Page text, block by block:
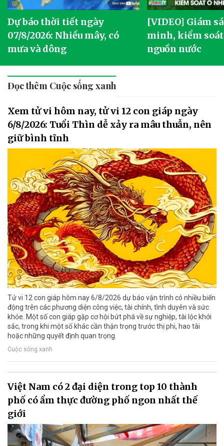
Dự báo thời tiết ngày
07/8/2026: Nhiều mây, có
mưa và dông
[VIDEO] Giám
minh, kiểm
nguồn nước
Đọc thêm Cuộc sống xanh
Xem tử vi hôm nay, tử vi 12 con giáp ngày
6/8/2026: Tuổi Thìn dễ xảy ra mâu thuẫn, nên
giữ bình tĩnh
Tử vi 12 con giáp hôm nay 6/8/2026 dự báo vận trình có nhiều biến
động trên các phương diện công việc, tài chính, tình duyên và sức
khỏe. Một số con giáp gặp cơ hội bứt phá về sự nghiệp, tài lộc khởi
sắc, trong khi một số khác cần thận trọng trước thị phi, hao tài
hoặc những quyết định quan trọng.
Cuộc sống xanh
Việt Nam có 2 đại diện trong top 10 thành
phố có ẩm thực đường phố ngon nhất thế
giới